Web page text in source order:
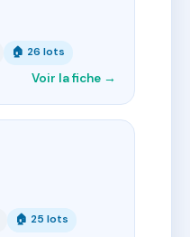
🏠 26 lots
Voir la fiche →
🏠 25 lots